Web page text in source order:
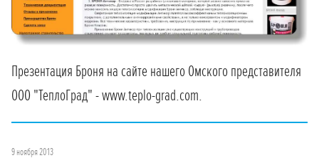
Презентация Броня на сайте нашего Омского представителя
ООО "ТеплоГрад" - www.teplo-grad.com.
9 ноября 2013